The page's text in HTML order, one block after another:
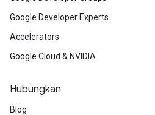
Google Developer Experts
Accelerators
Google Cloud & NVIDIA
Hubungkan
Blog